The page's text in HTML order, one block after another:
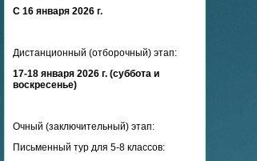
С 16 января 2026 г.
Дистанционный (отборочный) этап:
17-18 января 2026 г. (суббота и
воскресенье)
Очный (заключительный) этап:
Письменный тур для 5-8 классов: